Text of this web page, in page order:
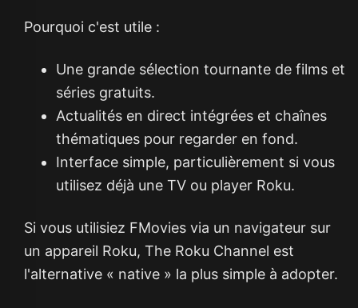
Pourquoi c'est utile :
Une grande sélection tournante de films et
séries gratuits.
Actualités en direct intégrées et chaînes
thématiques pour regarder en fond.
Interface simple, particulièrement si vous
utilisez déjà une TV ou player Roku.
Si vous utilisiez FMovies via un navigateur sur
un appareil Roku, The Roku Channel est
l'alternative « native » la plus simple à adopter.